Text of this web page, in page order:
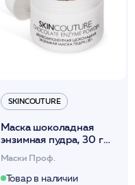
SKINCOUTURE
Маска шоколадная
энзимная пудра, 30 г
/CHOCOLATE ENZYME
MASK powder
/SKINCOUTURE*
Маски Проф.
Товар в наличии